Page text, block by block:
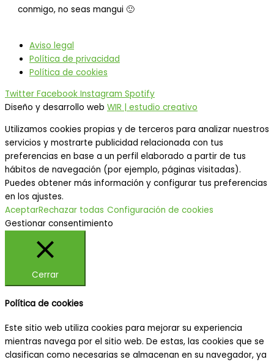
conmigo, no seas mangui 🙂
Aviso legal
Política de privacidad
Política de cookies
Twitter Facebook Instagram Spotify
Diseño y desarrollo web WIR | estudio creativo
Utilizamos cookies propias y de terceros para analizar nuestros
servicios y mostrarte publicidad relacionada con tus
preferencias en base a un perfil elaborado a partir de tus
hábitos de navegación (por ejemplo, páginas visitadas).
Puedes obtener más información y configurar tus preferencias
en los ajustes.
AceptarRechazar todas Configuración de cookies
Gestionar consentimiento
Cerrar
Política de cookies
Este sitio web utiliza cookies para mejorar su experiencia
mientras navega por el sitio web. De estas, las cookies que se
clasifican como necesarias se almacenan en su navegador, ya